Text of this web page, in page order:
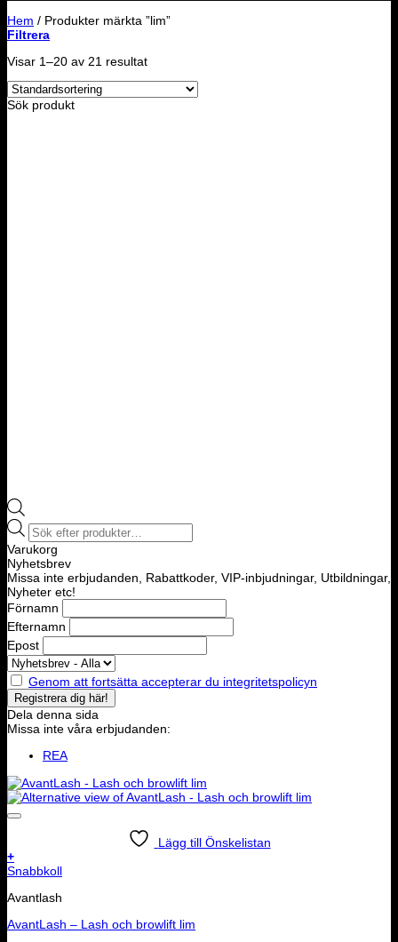
Hem / Produkter märkta ”lim”
Filtrera
Visar 1–20 av 21 resultat
Sök produkt
Products
search
Varukorg
Nyhetsbrev
Missa inte erbjudanden, Rabattkoder, VIP-inbjudningar, Utbildningar,
Nyheter etc!
Förnamn
Efternamn
Epost
Genom att fortsätta accepterar du integritetspolicyn
Dela denna sida
Missa inte våra erbjudanden:
REA
Lägg till Önskelistan
+
Snabbkoll
Avantlash
AvantLash – Lash och browlift lim